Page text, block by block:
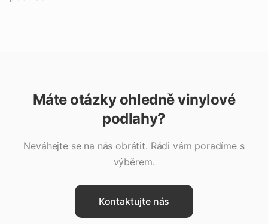
Máte otázky ohledněvinylové
podlahy?
Neváhejte se na nás obrátit. Rádi vám poradíme s
výběrem.
Kontaktujte nás